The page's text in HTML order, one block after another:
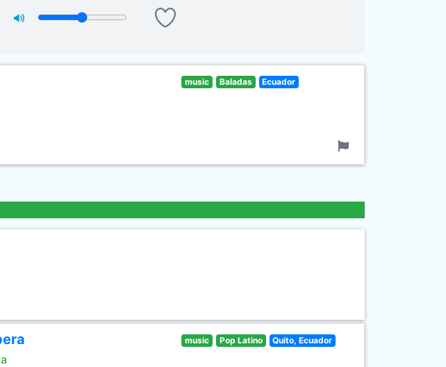
music Baladas Ecuador
music Pop Latino Quito, Ecuador